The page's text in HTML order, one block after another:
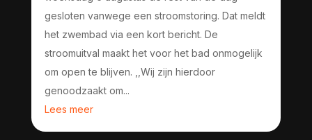
gesloten vanwege een stroomstoring. Dat meldt
het zwembad via een kort bericht. De
stroomuitval maakt het voor het bad onmogelijk
om open te blijven. ,,Wij zijn hierdoor
genoodzaakt om...
Lees meer